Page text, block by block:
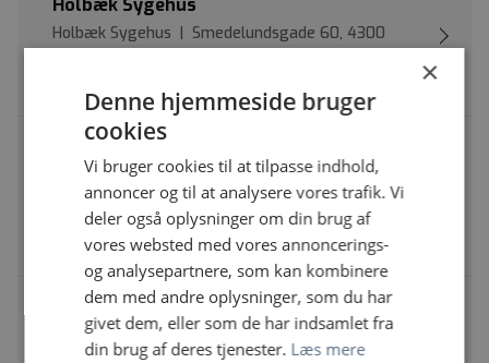
Holbæk Sygehus
Holbæk Sygehus | Smedelundsgade 60, 4300
Autoriserede psykologer til
uddannelsesstillinger til specialpsykolog
Midt- og Vestsjællands Hospital,
Psykiatrien | Fælledvej 6, 4200 Slagelse
Psykolog
Uddannelsesstillinger til specialpsykolog i
Psykiatrien
Aalborg Universitetshospital | Hjørringvej 180, 9700
×
Denne hjemmeside bruger
cookies
Vi bruger cookies til at tilpasse indhold,
annoncer og til at analysere vores trafik. Vi
deler også oplysninger om din brug af
vores websted med vores annoncerings-
og analysepartnere, som kan kombinere
dem med andre oplysninger, som du har
givet dem, eller som de har indsamlet fra
din brug af deres tjenester. Læs mere